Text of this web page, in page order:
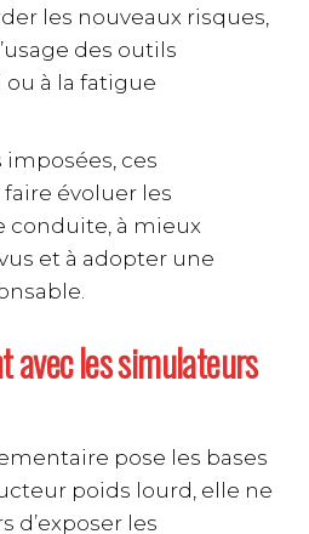
les nouveaux risques,
des outils
à la fatigue
ces
évoluer les
à mieux
et à adopter une
avec les simulateurs
pose les bases
poids lourd, elle ne
d’exposer les